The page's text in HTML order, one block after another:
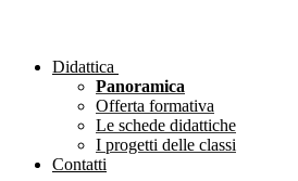
Didattica
Panoramica
Offerta formativa
Le schede didattiche
I progetti delle classi
Contatti